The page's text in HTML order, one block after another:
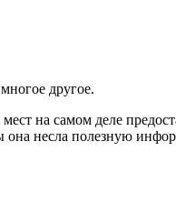
другое.
на самом деле
она несла полезную